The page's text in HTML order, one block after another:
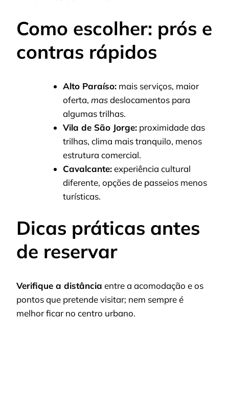
Como escolher: prós e
contras rápidos
Alto Paraíso: mais serviços, maior
oferta, masdeslocamentos para
algumas trilhas.
Vila de São Jorge: proximidade das
trilhas, clima mais tranquilo, menos
estrutura comercial.
Cavalcante:experiência cultural
diferente, opções de passeios menos
turísticas.
Dicas práticas antes
de reservar
Verifique a distância entre a acomodação e os
pontos que pretende visitar; nem sempre é
melhor ficar no centro urbano.